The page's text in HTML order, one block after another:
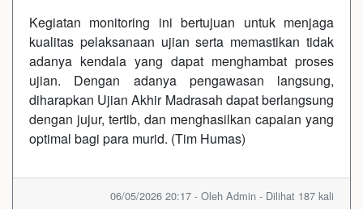
Kegiatan monitoring ini bertujuan untuk menjaga
kualitas pelaksanaan ujian serta memastikan tidak
adanya kendala yang dapat menghambat proses
ujian. Dengan adanya pengawasan langsung,
diharapkan Ujian Akhir Madrasah dapat berlangsung
dengan jujur, tertib, dan menghasilkan capaian yang
optimal bagi para murid. (Tim Humas)
06/05/2026 20:17 - Oleh Admin - Dilihat 187 kali